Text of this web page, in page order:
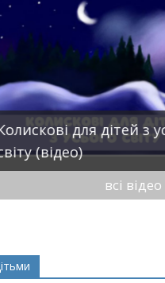
для дітей з усього
всі відео